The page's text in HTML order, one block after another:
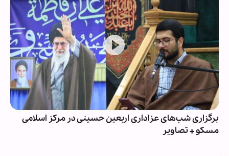
برگزاری شب‌های عزاداری اربعین حسینی در مرکز اسلامی
مسکو + تصاویر